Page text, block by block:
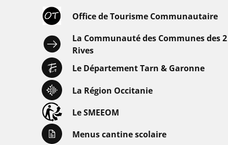
Office de Tourisme Communautaire
La Communauté des Communes des 2
Rives
Le Département Tarn & Garonne
La Région Occitanie
Le SMEEOM
Menus cantine scolaire